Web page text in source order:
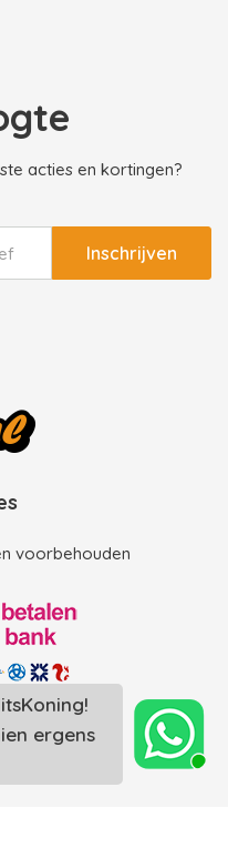
acties en kortingen?
Inschrijven
voorbehouden